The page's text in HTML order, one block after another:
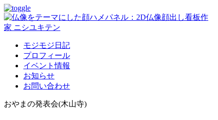
モジモジ日記
プロフィール
イベント情報
お知らせ
お問い合わせ
おやまの発表会(木山寺)